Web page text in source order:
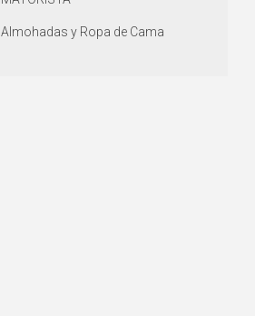
Almohadas y Ropa de Cama